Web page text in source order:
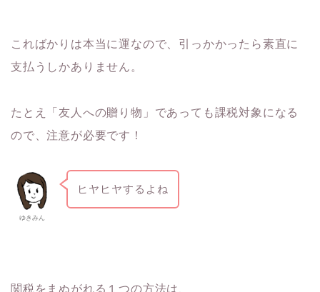
こればかりは本当に運なので、引っかかったら素直に
支払うしかありません。
たとえ「友人への贈り物」であっても課税対象になる
ので、注意が必要です！
ゆきみん
ヒヤヒヤするよね
関税をまぬがれる１つの方法は、